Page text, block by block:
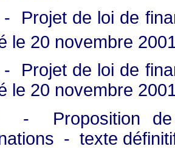
- Projet de loi de
le 20 novembre
- Projet de loi de
le 20 novembre
- Proposition de
- texte